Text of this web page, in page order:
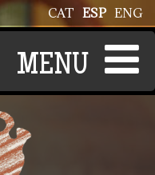
ENG
ESP
CAT